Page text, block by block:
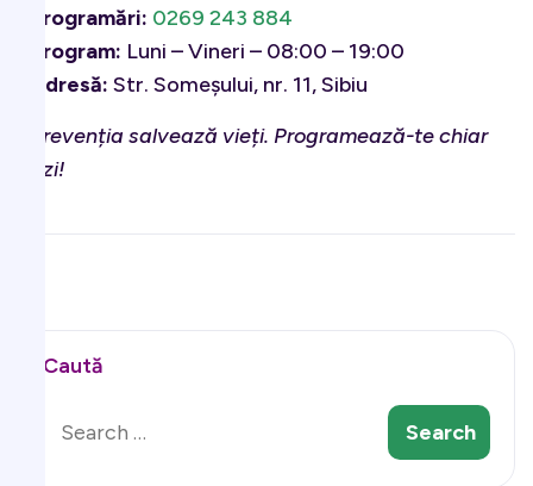
Programări: 0269 243 884
Program: Luni – Vineri – 08:00 – 19:00
Adresă: Str. Someșului, nr. 11, Sibiu
Prevenția salvează vieți. Programează-te chiar
azi!
Caută